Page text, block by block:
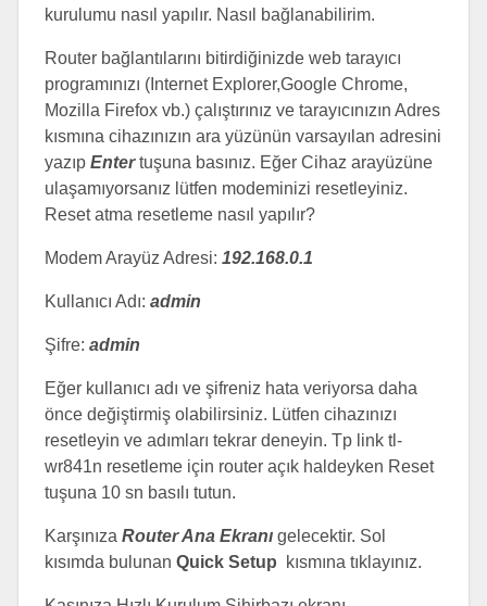
kurulumu nasıl yapılır. Nasıl bağlanabilirim.
Router bağlantılarını bitirdiğinizde web tarayıcı
programınızı (Internet Explorer,Google Chrome,
Mozilla Firefox vb.) çalıştırınız ve tarayıcınızın Adres
kısmına cihazınızın ara yüzünün varsayılan adresini
yazıp Enter tuşuna basınız. Eğer Cihaz arayüzüne
ulaşamıyorsanız lütfen modeminizi resetleyiniz.
Reset atma resetleme nasıl yapılır?
Modem Arayüz Adresi: 192.168.0.1
Kullanıcı Adı: admin
Şifre: admin
Eğer kullanıcı adı ve şifreniz hata veriyorsa daha
önce değiştirmiş olabilirsiniz. Lütfen cihazınızı
resetleyin ve adımları tekrar deneyin. Tp link tl-
wr841n resetleme için router açık haldeyken Reset
tuşuna 10 sn basılı tutun.
Karşınıza Router Ana Ekranı gelecektir. Sol
kısımda bulunan Quick Setup kısmına tıklayınız.